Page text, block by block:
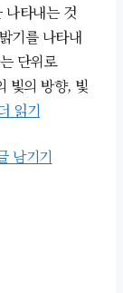
타내는 것
기를 나타내
단위로
빛의 방향, 빛
읽기
남기기